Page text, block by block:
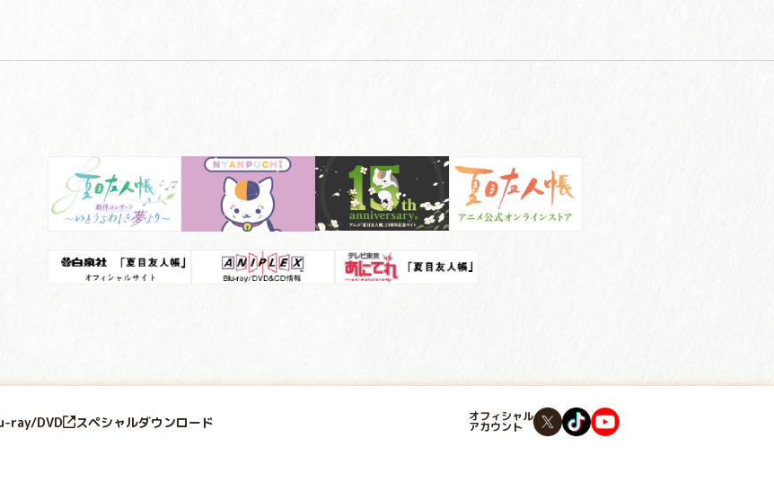
ray/DVD スペシャルダウンロード オフィシャル
アカウント